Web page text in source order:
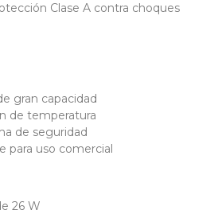
Clase A contra choques
gran capacidad
de temperatura
de seguridad
para uso comercial
26 W